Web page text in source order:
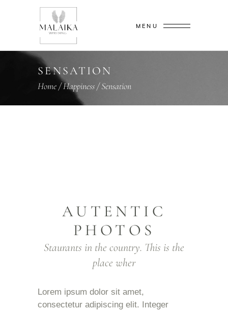
MENU
SENSATION
Home/Happiness/Sensation
AUTENTIC
PHOTOS
Staurants in the country. This is the
place wher
Lorem ipsum dolor sit amet,
consectetur adipiscing elit. Integer